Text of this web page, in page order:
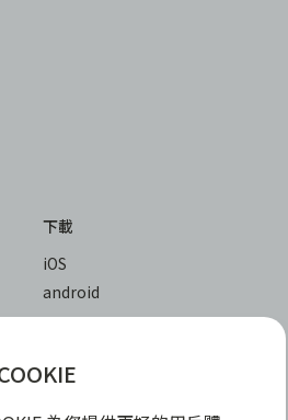
下載
iOS
android